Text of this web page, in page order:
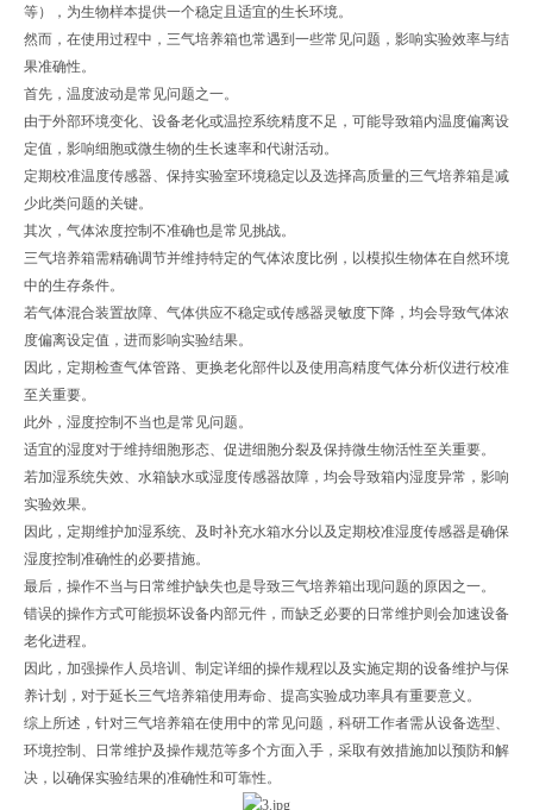
等），为生物样本提供一个稳定且适宜的生长环境。
然而，在使用过程中，三气培养箱也常遇到一些常见问题，影响实验效率与结
果准确性。
首先，温度波动是常见问题之一。
由于外部环境变化、设备老化或温控系统精度不足，可能导致箱内温度偏离设
定值，影响细胞或微生物的生长速率和代谢活动。
定期校准温度传感器、保持实验室环境稳定以及选择高质量的三气培养箱是减
少此类问题的关键。
其次，气体浓度控制不准确也是常见挑战。
三气培养箱需精确调节并维持特定的气体浓度比例，以模拟生物体在自然环境
中的生存条件。
若气体混合装置故障、气体供应不稳定或传感器灵敏度下降，均会导致气体浓
度偏离设定值，进而影响实验结果。
因此，定期检查气体管路、更换老化部件以及使用高精度气体分析仪进行校准
至关重要。
此外，湿度控制不当也是常见问题。
适宜的湿度对于维持细胞形态、促进细胞分裂及保持微生物活性至关重要。
若加湿系统失效、水箱缺水或湿度传感器故障，均会导致箱内湿度异常，影响
实验效果。
因此，定期维护加湿系统、及时补充水箱水分以及定期校准湿度传感器是确保
湿度控制准确性的必要措施。
最后，操作不当与日常维护缺失也是导致三气培养箱出现问题的原因之一。
错误的操作方式可能损坏设备内部元件，而缺乏必要的日常维护则会加速设备
老化进程。
因此，加强操作人员培训、制定详细的操作规程以及实施定期的设备维护与保
养计划，对于延长三气培养箱使用寿命、提高实验成功率具有重要意义。
综上所述，针对三气培养箱在使用中的常见问题，科研工作者需从设备选型、
环境控制、日常维护及操作规范等多个方面入手，采取有效措施加以预防和解
决，以确保实验结果的准确性和可靠性。